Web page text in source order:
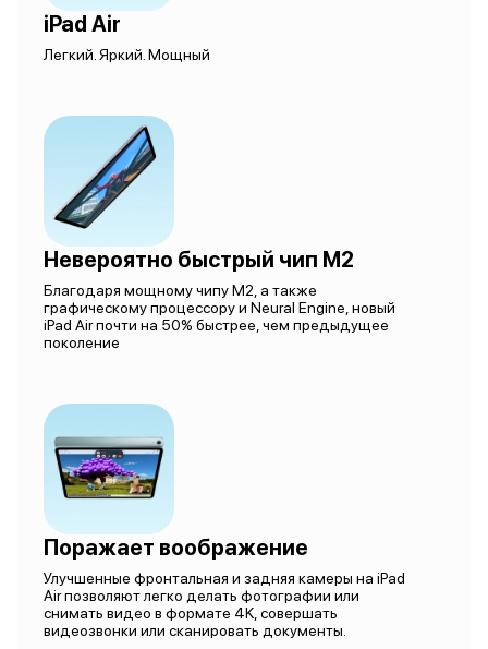
iPad Air
Легкий. Яркий. Мощный
Невероятно быстрый чип M2
Благодаря мощному чипу M2, а также
графическому процессору и Neural Engine, новый
iPad Air почти на 50% быстрее, чем предыдущее
поколение
Поражает воображение
Улучшенные фронтальная и задняя камеры на iPad
Air позволяют легко делать фотографии или
снимать видео в формате 4K, совершать
видеозвонки или сканировать документы.